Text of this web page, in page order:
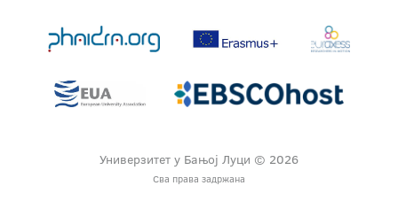
Универзитет у Бањој Луци © 2026
Сва права задржана